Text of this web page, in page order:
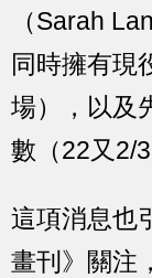
（Sarah
同時擁有現
場），以及
數（22又2/3
這項消息也
畫刊》關注